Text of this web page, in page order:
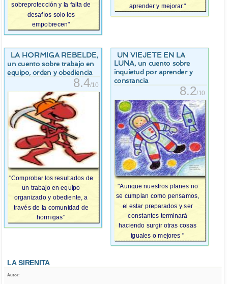
sobreprotección y la falta de
desafíos solo los
empobrecen"
aprender y mejorar."
LA HORMIGA REBELDE,
un cuento sobre trabajo en
equipo, orden y obediencia
8.4/10
"Comprobar los resultados de
un trabajo en equipo
organizado y obediente, a
través de la comunidad de
hormigas"
UN VIEJETE EN LA
LUNA, un cuento sobre
inquietud por aprender y
constancia
8.2/10
"Aunque nuestros planes no
se cumplan como pensamos,
el estar preparados y ser
constantes terminará
haciendo surgir otras cosas
iguales o mejores "
LA SIRENITA
Autor: